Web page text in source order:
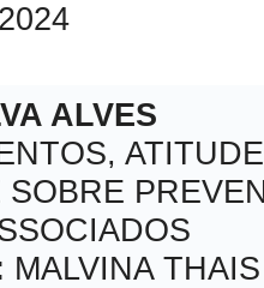
ALVES
SOBRE
MALVINA